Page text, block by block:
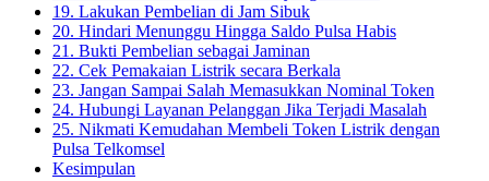
19. Lakukan Pembelian di Jam Sibuk
20. Hindari Menunggu Hingga Saldo Pulsa Habis
21. Bukti Pembelian sebagai Jaminan
22. Cek Pemakaian Listrik secara Berkala
23. Jangan Sampai Salah Memasukkan Nominal Token
24. Hubungi Layanan Pelanggan Jika Terjadi Masalah
25. Nikmati Kemudahan Membeli Token Listrik dengan
Pulsa Telkomsel
Kesimpulan